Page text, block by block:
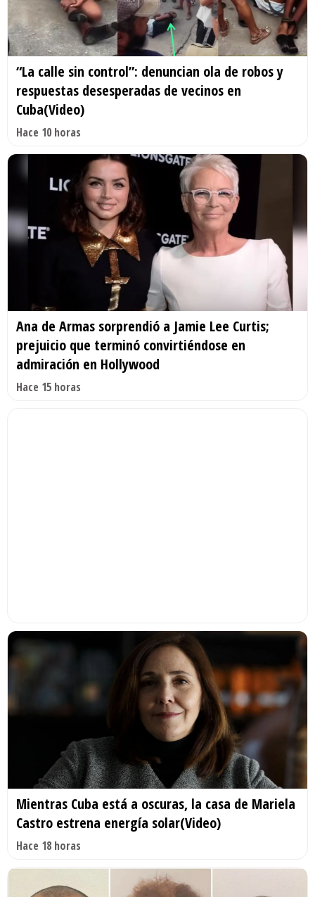
“La calle sin control”: denuncian ola de robos y
respuestas desesperadas de vecinos en
Cuba(Video)
Hace 10 horas
Ana de Armas sorprendió a Jamie Lee Curtis;
prejuicio que terminó convirtiéndose en
admiración en Hollywood
Hace 15 horas
Mientras Cuba está a oscuras, la casa de Mariela
Castro estrena energía solar(Video)
Hace 18 horas